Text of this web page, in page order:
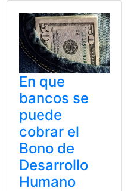
En que
bancos se
puede
cobrar el
Bono de
Desarrollo
Humano